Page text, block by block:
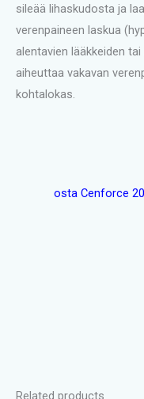
sileää lihaskudosta ja
verenpaineen laskua
alentavien lääkkeiden
aiheuttaa vakavan
kohtalokas.
osta Cenforce
Related products